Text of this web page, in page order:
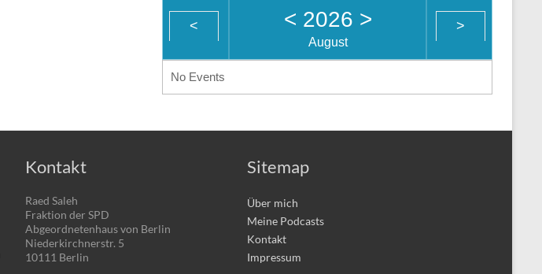
< < 2026 >
August
>
No Events
Sitemap
Über mich
Meine Podcasts
Kontakt
Impressum
Kontakt
Raed Saleh
Fraktion der SPD
Abgeordnetenhaus von Berlin
Niederkirchnerstr. 5
10111 Berlin